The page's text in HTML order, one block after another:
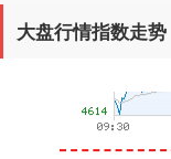
大盘行情指数走势